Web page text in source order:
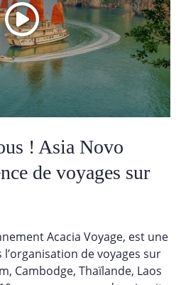
! Asia Novo
de voyages sur
Acacia Voyage, est une
de voyages sur
Cambodge, Thaïlande, Laos